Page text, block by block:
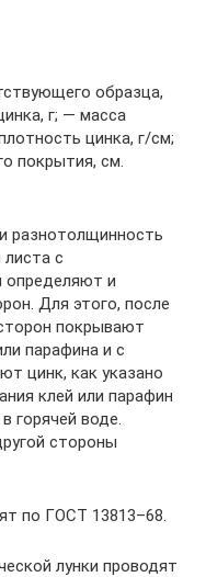
образца,
г; — масса
цинка, г/см;
покрытия, см.
разнотолщинность
с
и
Для этого, после
покрывают
парафина и с
цинк, как указано
клей или парафин
горячей воде.
стороны
по ГОСТ 13813–68.
лунки проводят